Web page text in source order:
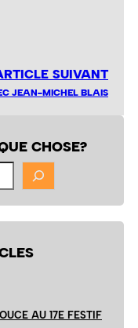
SUIVANT
JEAN-MICHEL BLAIS
CHOSE?
AU 17E FESTIF